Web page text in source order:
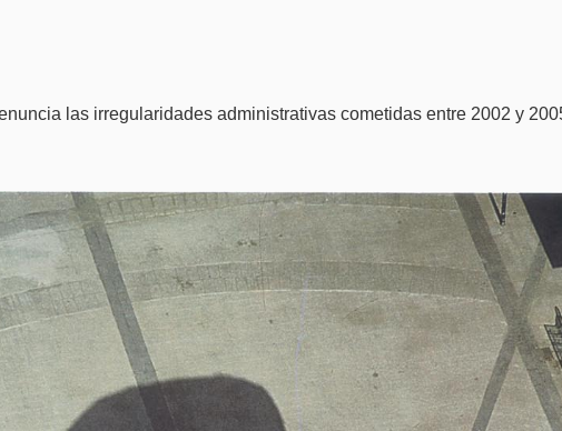
las irregularidades administrativas cometidas entre 2002 y